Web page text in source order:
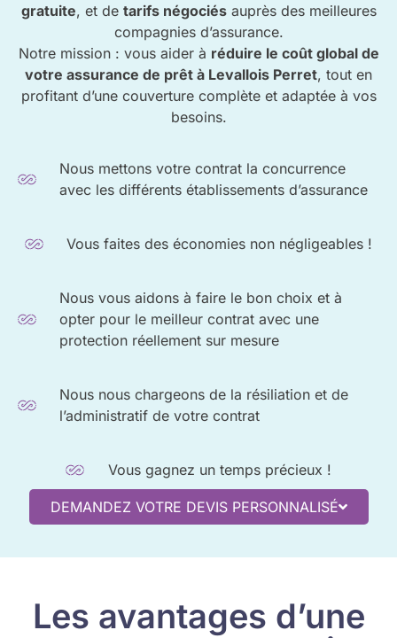
gratuite, et de tarifs négociésauprès des meilleures
compagnies d’assurance.
Notre mission : vous aider à réduire le coût global de
votre assurance de prêt à Levallois Perret, tout en
profitant d’une couverture complète et adaptée à vos
besoins.
Nous mettons votre contrat la concurrence
avec les différents établissements d’assurance
Vous faites des économies non négligeables !
Nous vous aidons à faire le bon choix et à
opter pour le meilleur contrat avec une
protection réellement sur mesure
Nous nous chargeons de la résiliation et de
l’administratif de votre contrat
Vous gagnez un temps précieux !
DEMANDEZ VOTRE DEVIS PERSONNALISÉ
Les avantages d’une